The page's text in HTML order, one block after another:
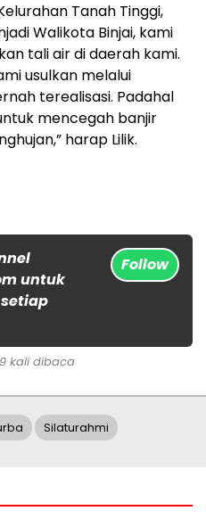
Tanah Tinggi,
Walikota Binjai, kami
tali air di daerah kami.
usulkan melalui
terealisasi. Padahal
mencegah banjir
harap Lilik.
untuk
Follow
kali dibaca
Silaturahmi